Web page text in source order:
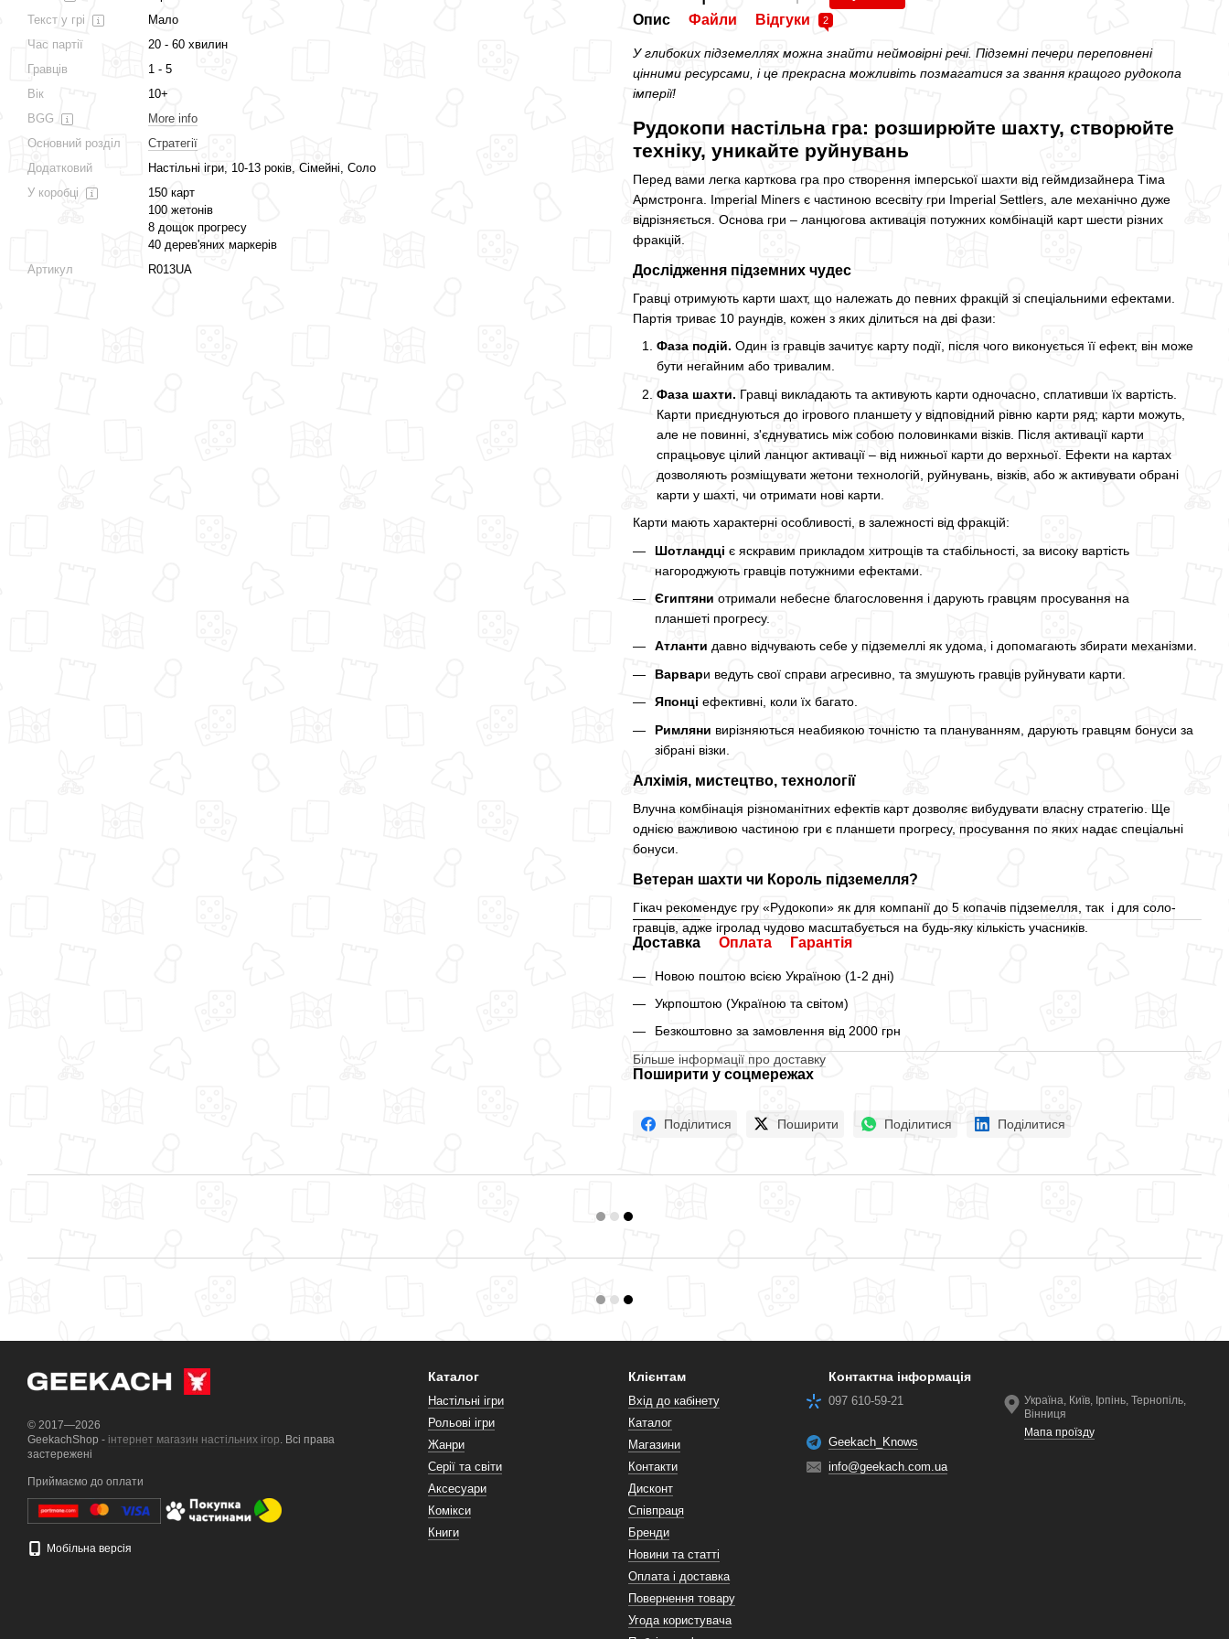
Текст у грі
Мало
Час партії
20 - 60 хвилин
Гравців
1 - 5
Вік
10+
BGG
More info
Основний розділ
Стратегії
Додатковий
Настільні ігри, 10-13 років, Сімейні, Соло
У коробці
150 карт
100 жетонів
8 дощок прогресу
40 дерев'яних маркерів
Артикул
R013UA
Опис Файли Відгуки 2
У глибоких підземеллях можна знайти неймовірні речі. Підземні печери переповнені
цінними ресурсами, і це прекрасна можливіть позмагатися за звання кращого рудокопа
імперії!
Рудокопи настільна гра: розширюйте шахту, створюйте
техніку, уникайте руйнувань
Перед вами легка карткова гра про створення імперської шахти від геймдизайнера Тіма
Армстронга. Imperial Miners є частиною всесвіту гри Imperial Settlers, але механічно дуже
відрізняється. Основа гри – ланцюгова активація потужних комбінацій карт шести різних
фракцій.
Дослідження підземних чудес
Гравці отримують карти шахт, що належать до певних фракцій зі спеціальними ефектами.
Партія триває 10 раундів, кожен з яких ділиться на дві фази:
Фаза подій. Один із гравців зачитує карту події, після чого виконується її ефект, він може
бути негайним або тривалим.
Фаза шахти. Гравці викладають та активують карти одночасно, сплативши їх вартість.
Карти приєднуються до ігрового планшету у відповідний рівню карти ряд; карти можуть,
але не повинні, з'єднуватись між собою половинками візків. Після активації карти
спрацьовує цілий ланцюг активації – від нижньої карти до верхньої. Ефекти на картах
дозволяють розміщувати жетони технологій, руйнувань, візків, або ж активувати обрані
карти у шахті, чи отримати нові карти.
Карти мають характерні особливості, в залежності від фракцій:
Шотландці є яскравим прикладом хитрощів та стабільності, за високу вартість
нагороджують гравців потужними ефектами.
Єгиптяни отримали небесне благословення і дарують гравцям просування на
планшеті прогресу.
Атланти давно відчувають себе у підземеллі як удома, і допомагають збирати механізми.
Варвари ведуть свої справи агресивно, та змушують гравців руйнувати карти.
Японці ефективні, коли їх багато.
Римляни вирізняються неабиякою точністю та плануванням, дарують гравцям бонуси за
зібрані візки.
Алхімія, мистецтво, технології
Влучна комбінація різноманітних ефектів карт дозволяє вибудувати власну стратегію. Ще
однією важливою частиною гри є планшети прогресу, просування по яких надає спеціальні
бонуси.
Ветеран шахти чи Король підземелля?
Гікач рекомендує гру «Рудокопи» як для компанії до 5 копачів підземелля, так і для соло-
гравців, адже ігролад чудово масштабується на будь-яку кількість учасників.
Доставка Оплата Гарантія
Новою поштою всією Україною (1-2 дні)
Укрпоштою (Україною та світом)
Безкоштовно за замовлення від 2000 грн
Більше інформації про доставку
Поширити у соцмережах
Поділитися Поширити Поділитися Поділитися
© 2017—2026
GeekachShop - інтернет магазин настільних ігор. Всі права
застережені
Приймаємо до оплати
Мобільна версія
Каталог
Настільні ігри
Рольові ігри
Жанри
Серії та світи
Аксесуари
Комікси
Книги
Клієнтам
Вхід до кабінету
Каталог
Магазини
Контакти
Дисконт
Співпраця
Бренди
Новини та статті
Оплата і доставка
Повернення товару
Угода користувача
Контактна інформація
097 610-59-21
Geekach_Knows
info@geekach.com.ua
Україна, Київ, Ірпінь, Тернопіль,
Вінниця
Мапа проїзду